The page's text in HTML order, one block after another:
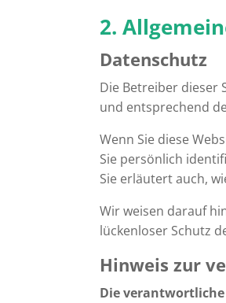
2.
Datenschutz
Die Betreiber dieser
und entsprechend
Wenn Sie diese
Sie persönlich
Sie erläutert auch,
Wir weisen darauf
lückenloser Schutz
Hinweis zur
Die